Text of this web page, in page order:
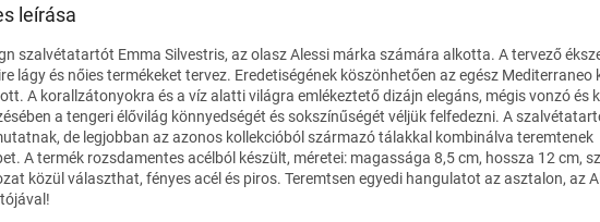
leírása
szalvétatartót Emma Silvestris, az olasz Alessi márka számára alkotta. A tervező
lágy és nőies termékeket tervez. Eredetiségének köszönhetően az egész Mediterraneo
A korallzátonyokra és a víz alatti világra emlékeztető dizájn elegáns, mégis vonzó és
a tengeri élővilág könnyedségét és sokszínűségét véljük felfedezni. A
de legjobban az azonos kollekcióból származó tálakkal kombinálva teremtenek
A termék rozsdamentes acélból készült, méretei: magassága 8,5 cm, hossza 12 cm,
közül választhat, fényes acél és piros. Teremtsen egyedi hangulatot az asztalon, az